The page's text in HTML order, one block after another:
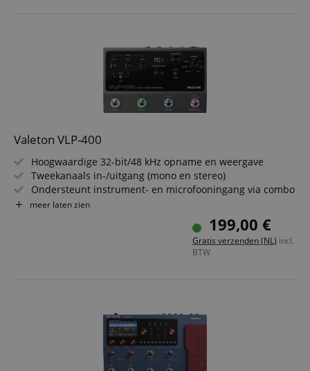
Valeton VLP-400
Hoogwaardige 32-bit/48 kHz opname en weergave
Tweekanaals in-/uitgang (mono en stereo)
Ondersteunt instrument- en microfooningang via combo
XLR/TS-aansluiting
Synchroniseert via MIDI (IN/OUT) met externe apparaten
Onafhankelijke voetschakelaarbediening voor LOOP 1 en
7 effecten via een toewijsbare voetschakelaar
meer laten zien
199,00 €
Gratis verzenden (NL) incl.
BTW